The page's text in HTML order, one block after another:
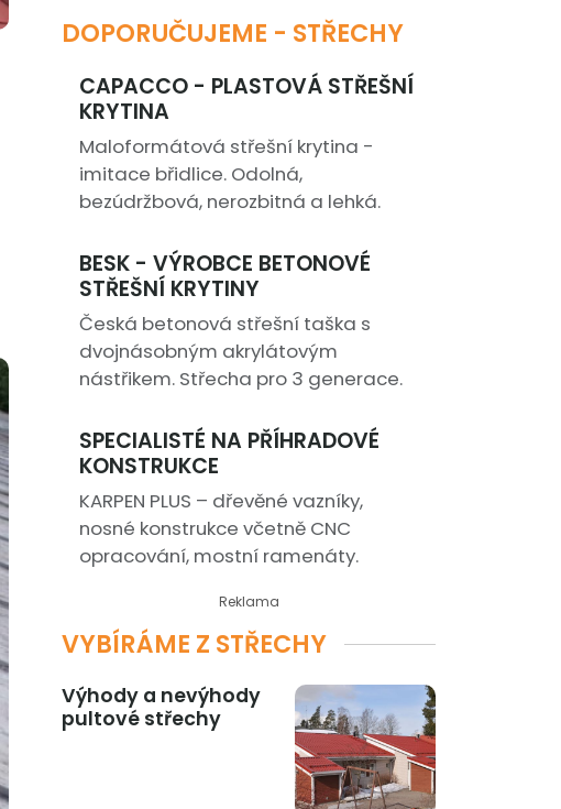
DOPORUČUJEME - STŘECHY
CAPACCO - PLASTOVÁ STŘEŠNÍ
KRYTINA
Maloformátová střešní krytina -
imitace břidlice. Odolná,
bezúdržbová, nerozbitná a lehká.
BESK - VÝROBCE BETONOVÉ
STŘEŠNÍ KRYTINY
Česká betonová střešní taška s
dvojnásobným akrylátovým
nástřikem. Střecha pro 3 generace.
SPECIALISTÉ NA PŘÍHRADOVÉ
KONSTRUKCE
KARPEN PLUS – dřevěné vazníky,
nosné konstrukce včetně CNC
opracování, mostní ramenáty.
Reklama
VYBÍRÁME Z STŘECHY
Výhody a nevýhody
pultové střechy